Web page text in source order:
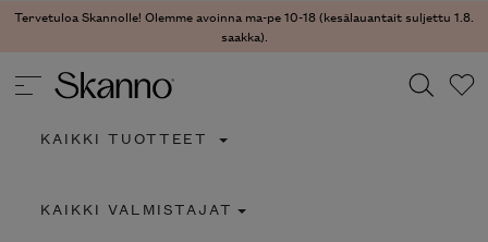
Tervetuloa Skannolle! Olemme avoinna ma-pe 10-18 (kesälauantait suljettu 1.8.
saakka).
Type 2 or more characters for results.
KAIKKI TUOTTEET
KAIKKI VALMISTAJAT